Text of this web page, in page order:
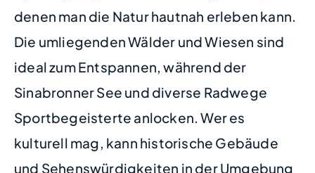
denen man die Natur hautnah erleben kann.
Die umliegenden Wälder und Wiesen sind
ideal zum Entspannen, während der
Sinabronner See und diverse Radwege
Sportbegeisterte anlocken. Wer es
kulturell mag, kann historische Gebäude
und Sehenswürdigkeiten in der Umgebung